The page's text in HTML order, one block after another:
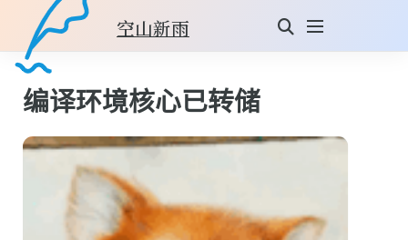
空山新雨
编译环境核心已转储